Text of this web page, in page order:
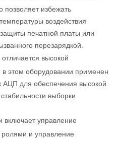
позволяет избежать
воздействия
печатной платы или
перезарядкой.
высокой
в этом оборудовании применен
АЦП для обеспечения высокой
выборки
включает управление
и управление